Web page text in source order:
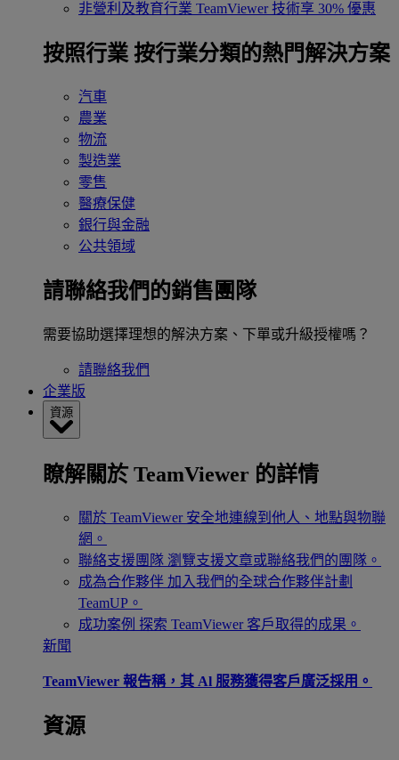
非營利及教育行業 TeamViewer 技術享 30% 優惠
按照行業 按行業分類的熱門解決方案
汽車
農業
物流
製造業
零售
醫療保健
銀行與金融
公共領域
請聯絡我們的銷售團隊
需要協助選擇理想的解決方案、下單或升級授權嗎？
請聯絡我們
企業版
資源
瞭解關於 TeamViewer 的詳情
關於 TeamViewer 安全地連線到他人、地點與物聯
網。
聯絡支援團隊 瀏覽支援文章或聯絡我們的團隊。
成為合作夥伴 加入我們的全球合作夥伴計劃
TeamUP。
成功案例 探索 TeamViewer 客戶取得的成果。
新聞
TeamViewer 報告稱，其 Al 服務獲得客戶廣泛採用。
資源